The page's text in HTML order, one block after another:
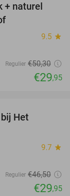
40%
+ naturel
9.5 star
Regulier €50,30
€29,95
Het
9.7 star
Regulier €46,50
€29,95